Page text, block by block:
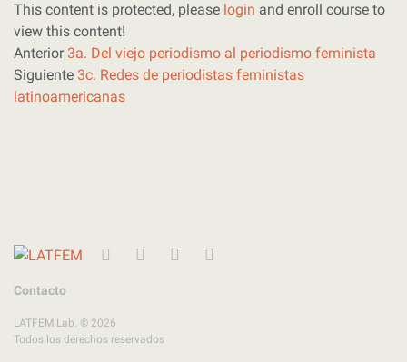
This content is protected, please login and enroll course to
view this content!
Anterior 3a. Del viejo periodismo al periodismo feminista
Siguiente 3c. Redes de periodistas feministas
latinoamericanas
Contacto
LATFEM Lab. © 2026
Todos los derechos reservados